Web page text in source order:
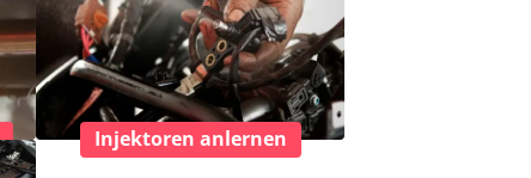
Injektoren anlernen